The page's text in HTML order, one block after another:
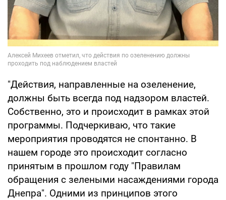
"Действия, направленные на озеленение,
должны быть всегда под надзором властей.
Собственно, это и происходит в рамках этой
программы. Подчеркиваю, что такие
мероприятия проводятся не спонтанно. В
нашем городе это происходит согласно
принятым в прошлом году "Правилам
обращения с зелеными насаждениями города
Днепра". Одними из принципов этого